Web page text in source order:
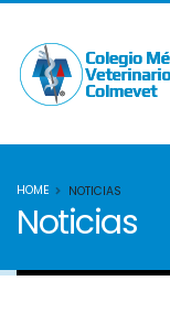
HOME NOTICIAS
Noticias